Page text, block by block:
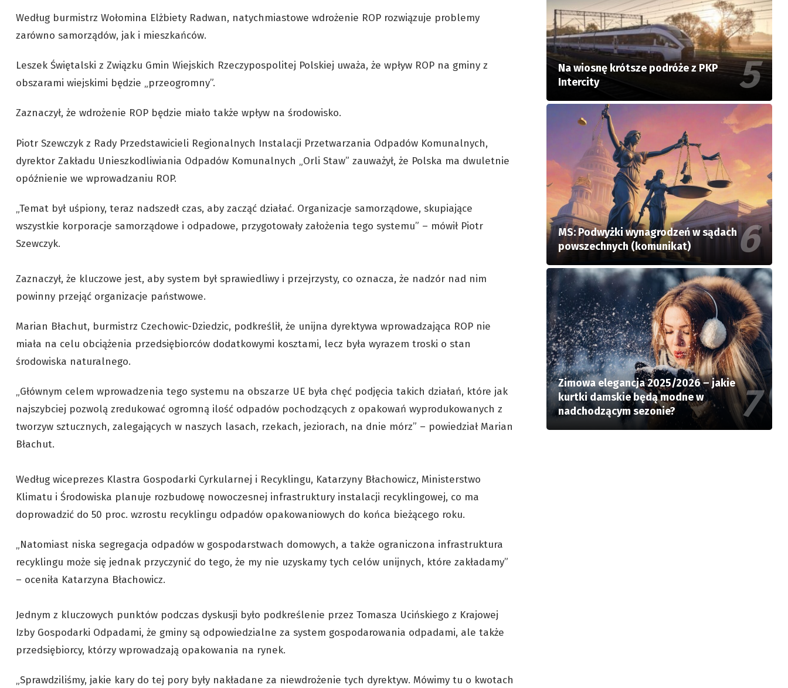
Według burmistrz Wołomina Elżbiety Radwan, natychmiastowe wdrożenie ROP rozwiązuje problemy
zarówno samorządów, jak i mieszkańców.
Leszek Świętalski z Związku Gmin Wiejskich Rzeczypospolitej Polskiej uważa, że wpływ ROP na gminy z
obszarami wiejskimi będzie „przeogromny”.
Zaznaczył, że wdrożenie ROP będzie miało także wpływ na środowisko.
Piotr Szewczyk z Rady Przedstawicieli Regionalnych Instalacji Przetwarzania Odpadów Komunalnych,
dyrektor Zakładu Unieszkodliwiania Odpadów Komunalnych „Orli Staw” zauważył, że Polska ma dwuletnie
opóźnienie we wprowadzaniu ROP.
„Temat był uśpiony, teraz nadszedł czas, aby zacząć działać. Organizacje samorządowe, skupiające
wszystkie korporacje samorządowe i odpadowe, przygotowały założenia tego systemu” – mówił Piotr
Szewczyk.
Zaznaczył, że kluczowe jest, aby system był sprawiedliwy i przejrzysty, co oznacza, że nadzór nad nim
powinny przejąć organizacje państwowe.
Marian Błachut, burmistrz Czechowic-Dziedzic, podkreślił, że unijna dyrektywa wprowadzająca ROP nie
miała na celu obciążenia przedsiębiorców dodatkowymi kosztami, lecz była wyrazem troski o stan
środowiska naturalnego.
„Głównym celem wprowadzenia tego systemu na obszarze UE była chęć podjęcia takich działań, które jak
najszybciej pozwolą zredukować ogromną ilość odpadów pochodzących z opakowań wyprodukowanych z
tworzyw sztucznych, zalegających w naszych lasach, rzekach, jeziorach, na dnie mórz” – powiedział Marian
Błachut.
Według wiceprezes Klastra Gospodarki Cyrkularnej i Recyklingu, Katarzyny Błachowicz, Ministerstwo
Klimatu i Środowiska planuje rozbudowę nowoczesnej infrastruktury instalacji recyklingowej, co ma
doprowadzić do 50 proc. wzrostu recyklingu odpadów opakowaniowych do końca bieżącego roku.
„Natomiast niska segregacja odpadów w gospodarstwach domowych, a także ograniczona infrastruktura
recyklingu może się jednak przyczynić do tego, że my nie uzyskamy tych celów unijnych, które zakładamy”
– oceniła Katarzyna Błachowicz.
Jednym z kluczowych punktów podczas dyskusji było podkreślenie przez Tomasza Ucińskiego z Krajowej
Izby Gospodarki Odpadami, że gminy są odpowiedzialne za system gospodarowania odpadami, ale także
przedsiębiorcy, którzy wprowadzają opakowania na rynek.
„Sprawdziliśmy, jakie kary do tej pory były nakładane za niewdrożenie tych dyrektyw. Mówimy tu o kwotach
Na wiosnę krótsze podróże z PKP
Intercity
MS: Podwyżki wynagrodzeń w sądach
powszechnych (komunikat)
Zimowa elegancja 2025/2026 – jakie
kurtki damskie będą modne w
nadchodzącym sezonie?